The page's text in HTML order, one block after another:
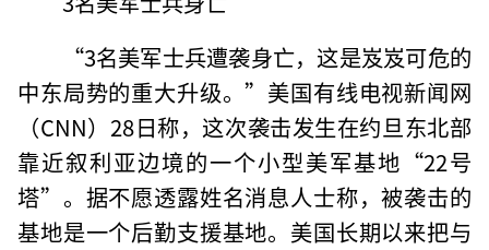
“3名美军士兵遭袭身亡，这是岌岌可危的
中东局势的重大升级。”美国有线电视新闻网
（CNN）28日称，这次袭击发生在约旦东北部
靠近叙利亚边境的一个小型美军基地“22号
塔”。据不愿透露姓名消息人士称，被袭击的
基地是一个后勤支援基地。美国长期以来把与